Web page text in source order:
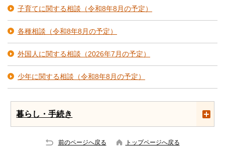
子育てに関する相談（令和8年8月の予定）
各種相談（令和8年8月の予定）
外国人に関する相談（2026年7月の予定）
少年に関する相談（令和8年8月の予定）
暮らし・手続き
前のページへ戻る トップページへ戻る